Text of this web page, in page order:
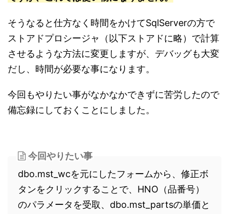
そうなると仕方なく時間をかけてSqlServerの方で
ストアドプロシージャ（以下ストアドに略）で計算
させるような方法に変更しますが、デバッグも大変
だし、時間が必要な事になります。
今回もやりたい事がなかなかできずに苦労したので
備忘録にしておくことにしました。
今回やりたい事
dbo.mst_wcを元にしたフォームから、修正ボ
タンをクリックすることで、HNO（品番号）
のパラメータを受取、dbo.mst_partsの単価と